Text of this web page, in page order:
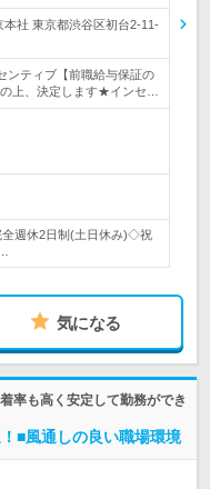
社 東京都渋谷区初台2-11-
ンティブ【前職給与保証の
上、決定します★インセ…
週休2日制(土日休み)◇祝
気になる
率も高く安定して勤務ができ
■風通しの良い職場環境